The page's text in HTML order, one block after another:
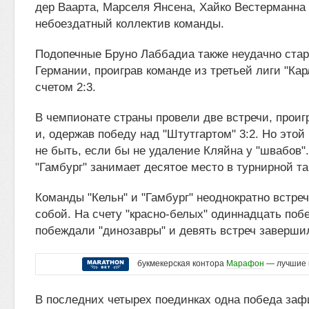
дер Ваарта, Марселя Янсена, Хайко Вестерманна
небоездатный коллектив команды.
Подопечные Бруно Лаббадиа также неудачно
Германии, проиграв команде из третьей лиги
счетом 2:3.
В чемпионате страны провели две встречи,
и, одержав победу над "Штутгартом" 3:2. Но
не быть, если бы не удаление Кляйна у
"Гамбург" занимает десятое место в турнирной
Команды "Кельн" и "Гамбург" неоднократно
собой. На счету "красно-белых" одиннадцать
побеждали "динозавры" и девять встреч
букмекерская контора Марафон — лучшие
В последних четырех поединках одна победа